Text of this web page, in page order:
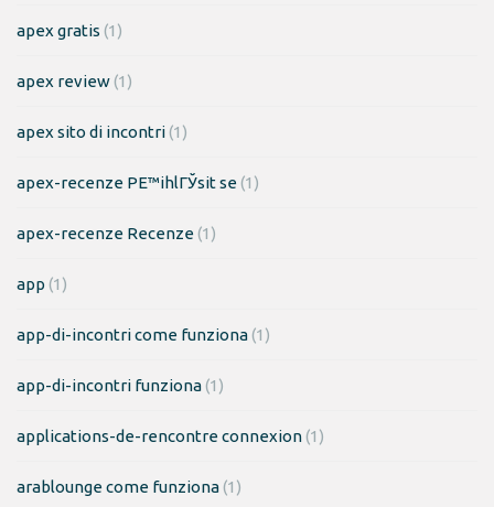
apex gratis (1)
apex review(1)
apex sito di incontri(1)
apex-recenze PЕ™ihlГЎsit se(1)
apex-recenze Recenze(1)
app (1)
app-di-incontri come funziona(1)
app-di-incontri funziona(1)
applications-de-rencontre connexion(1)
arablounge come funziona(1)